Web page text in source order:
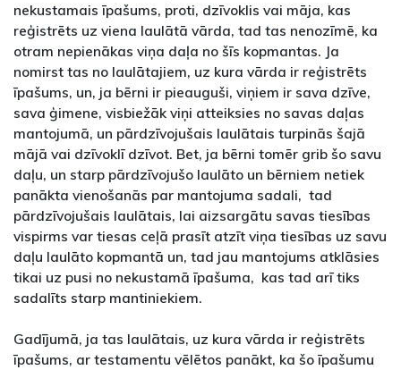
nekustamais īpašums, proti, dzīvoklis vai māja, kas
reģistrēts uz viena laulātā vārda, tad tas nenozīmē, ka
otram nepienākas viņa daļa no šīs kopmantas. Ja
nomirst tas no laulātajiem, uz kura vārda ir reģistrēts
īpašums, un, ja bērni ir pieauguši, viņiem ir sava dzīve,
sava ģimene, visbiežāk viņi atteiksies no savas daļas
mantojumā, un pārdzīvojušais laulātais turpinās šajā
mājā vai dzīvoklī dzīvot. Bet, ja bērni tomēr grib šo savu
daļu, un starp pārdzīvojušo laulāto un bērniem netiek
panākta vienošanās par mantojuma sadali, tad
pārdzīvojušais laulātais, lai aizsargātu savas tiesības
vispirms var tiesas ceļā prasīt atzīt viņa tiesības uz savu
daļu laulāto kopmantā un, tad jau mantojums atklāsies
tikai uz pusi no nekustamā īpašuma, kas tad arī tiks
sadalīts starp mantiniekiem.
Gadījumā, ja tas laulātais, uz kura vārda ir reģistrēts
īpašums, ar testamentu vēlētos panākt, ka šo īpašumu